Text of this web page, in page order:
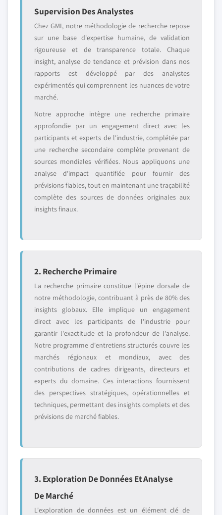
Supervision Des Analystes
Chez GMI, notre méthodologie de recherche repose
sur une base d'expertise humaine, de validation
rigoureuse et de transparence totale. Chaque
insight, analyse de tendance et prévision dans nos
rapports est développé par des analystes
expérimentés qui comprennent les nuances de votre
marché.
Notre approche intègre une recherche primaire
approfondie par un engagement direct avec les
participants et experts de l'industrie, complétée par
une recherche secondaire complète provenant de
sources mondiales vérifiées. Nous appliquons une
analyse d'impact quantifiée pour fournir des
prévisions fiables, tout en maintenant une traçabilité
complète des sources de données originales aux
insights finaux.
2. Recherche Primaire
La recherche primaire constitue l'épine dorsale de
notre méthodologie, contribuant à près de 80% des
insights globaux. Elle implique un engagement
direct avec les participants de l'industrie pour
garantir l'exactitude et la profondeur de l'analyse.
Notre programme d'entretiens structurés couvre les
marchés régionaux et mondiaux, avec des
contributions de cadres dirigeants, directeurs et
experts du domaine. Ces interactions fournissent
des perspectives stratégiques, opérationnelles et
techniques, permettant des insights complets et des
prévisions de marché fiables.
3. Exploration De Données Et Analyse
De Marché
L'exploration de données est un élément clé de